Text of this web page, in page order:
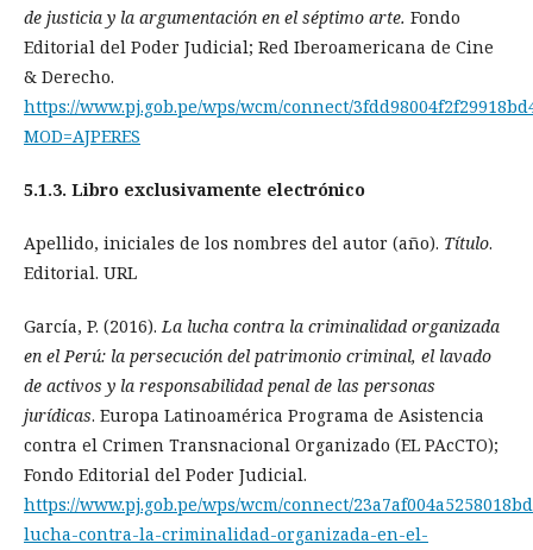
de justicia y la argumentación en el séptimo arte. Fondo
Editorial del Poder Judicial; Red Iberoamericana de Cine
& Derecho.
https://www.pj.gob.pe/wps/wcm/connect/
MOD=AJPERES
5.1.3. Libro exclusivamente electrónico
Apellido, iniciales de los nombres del autor (año). Título.
Editorial. URL
García, P. (2016). La lucha contra la criminalidad organizada
en el Perú: la persecución del patrimonio criminal, el lavado
de activos y la responsabilidad penal de las personas
jurídicas. Europa Latinoamérica Programa de Asistencia
contra el Crimen Transnacional Organizado (EL PAcCTO);
Fondo Editorial del Poder Judicial.
https://www.pj.gob.pe/wps/wcm/connect/
lucha-contra-la-criminalidad-organizada-en-el-